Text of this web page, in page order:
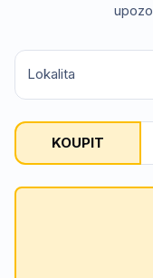
Lokalita
KOUPIT